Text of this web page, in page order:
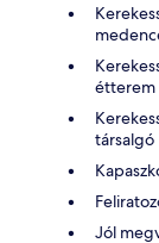
étterem
társalgó
Jól